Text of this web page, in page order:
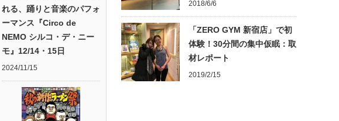
れる、踊りと音楽のパフォ
ーマンス『Circo de
NEMO シルコ・デ・ニー
モ』12/14・15日
2024/11/15
2018/6/6
「ZERO GYM 新宿店」で初
体験！30分間の集中仮眠：取
材レポート
2019/2/15